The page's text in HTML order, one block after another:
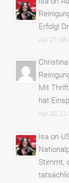
Erfolg!
Apr 21,
Christina
Mit
hat
Apr 20,
Isa on
Stimmt,